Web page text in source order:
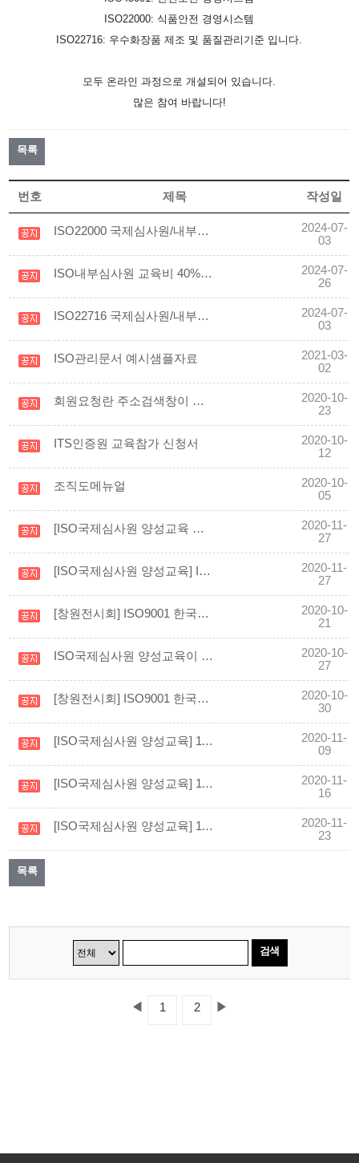
ISO22000: 식품안전 경영시스템
ISO22716: 우수화장품 제조 및 품질관리기준 입니다.
모두 온라인 과정으로 개설되어 있습니다.
많은 참여 바랍니다!
목록
번호 제목 작성일
ISO22000 국제심사원/내부심사원교육, 온라인 강좌가 개설되었습니다!
2024-07-
03
ISO내부심사원 교육비 40% 대폭 인하
2024-07-
26
ISO22716 국제심사원/내부심사원교육, 온라인 강좌가 개설되었습니다.
2024-07-
03
ISO관리문서 예시샘플자료
2021-03-
02
회원요청란 주소검색창이 안뜰때
2020-10-
23
ITS인증원 교육참가 신청서
2020-10-
12
조직도메뉴얼
2020-10-
05
[ISO국제심사원 양성교육 안내] 2021.01 ISO9001, 14001, 19011 교육 일정
2020-11-
27
[ISO국제심사원 양성교육] ISO19011 맛보기 교육영상
2020-11-
27
[창원전시회] ISO9001 한국상공사/ITS인증원 부산지사 방송사 인터뷰 및 ISO소개
2020-10-
21
ISO국제심사원 양성교육이 11월 7일부터 교육시작합니다
2020-10-
27
[창원전시회] ISO9001 한국상공사/ITS인증원 부산지사 ISO 전시부스 영상
2020-10-
30
[ISO국제심사원 양성교육] 11월 7일~11월 8일 ISO9001 심사원교육을 실시하였습니다.
2020-11-
09
[ISO국제심사원 양성교육] 11월 14일~11월 15일 ISO14001 심사원교육을 실시하였습니다.
2020-11-
16
[ISO국제심사원 양성교육] 11월 21일~11월 22일 ISO19011 심사원교육을 실시하였습니다.
2020-11-
23
목록
검색
◀ 1 2 ▶